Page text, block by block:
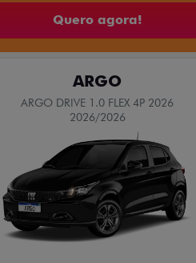
Quero agora!
ARGO
ARGO DRIVE 1.0 FLEX 4P 2026
2026/2026